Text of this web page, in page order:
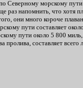
Северному морскому
раз напомнить, что хотя
они много короче
пути составляет
пути около 5 800
пролива, составляет